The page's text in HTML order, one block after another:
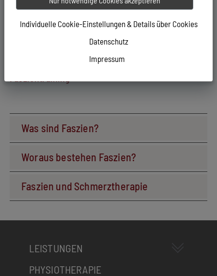
unterschätzt. Die Bedeutung des Bindegewebes –
das fasziale Gewebe mit seinen Funktionen und
Auswirkungen. Es wird erst seit kurzem erforscht.
Fragen und Antworten zu Faszien- und
Was sind Faszien?
Woraus bestehen Faszien?
Faszien und Schmerztherapie
LEISTUNGEN
PHYSIOTHERAPIE
Individuelle Cookie-Einstellungen & Details über Cookies
Datenschutz
Impressum